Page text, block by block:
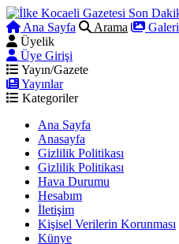
Ana Sayfa Arama Galeri
Üyelik
Üye Girişi
Yayın/Gazete
Yayınlar
Kategoriler
Ana Sayfa
Anasayfa
Gizlilik Politikası
Gizlilik Politikası
Hava Durumu
Hesabım
İletişim
Kişisel Verilerin Korunması
Künye